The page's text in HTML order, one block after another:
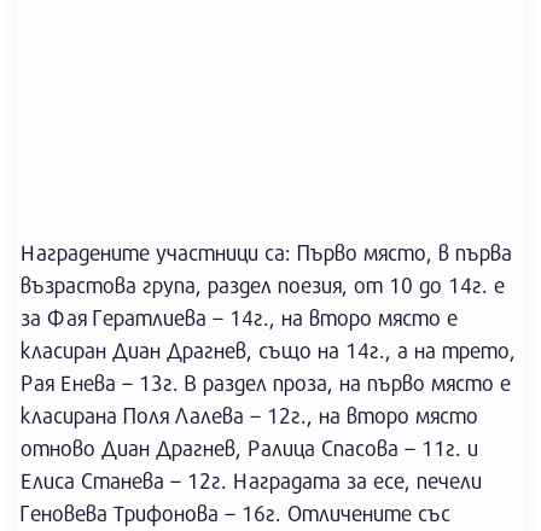
Наградените участници са: Първо място, в първа
възрастова група, раздел поезия, от 10 до 14г. е
за Фая Гератлиева – 14г., на второ място е
класиран Диан Драгнев, също на 14г., а на трето,
Рая Енева – 13г. В раздел проза, на първо място е
класирана Поля Лалева – 12г., на второ място
отново Диан Драгнев, Ралица Спасова – 11г. и
Елиса Станева – 12г. Наградата за есе, печели
Геновева Трифонова – 16г. Отличените със